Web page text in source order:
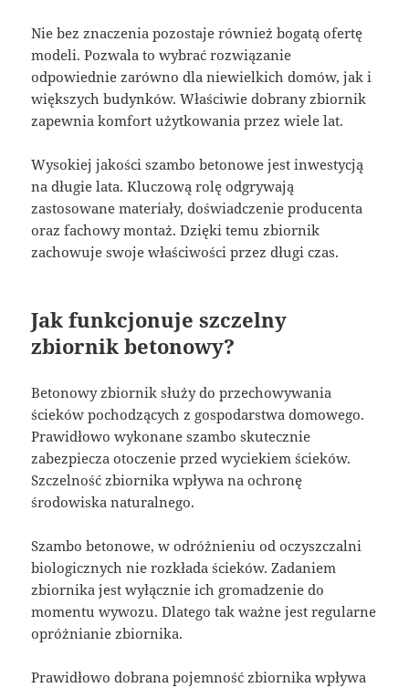
Nie bez znaczenia pozostaje również bogatą ofertę
modeli. Pozwala to wybrać rozwiązanie
odpowiednie zarówno dla niewielkich domów, jak i
większych budynków. Właściwie dobrany zbiornik
zapewnia komfort użytkowania przez wiele lat.
Wysokiej jakości szambo betonowe jest inwestycją
na długie lata. Kluczową rolę odgrywają
zastosowane materiały, doświadczenie producenta
oraz fachowy montaż. Dzięki temu zbiornik
zachowuje swoje właściwości przez długi czas.
Jak funkcjonuje szczelny
zbiornik betonowy?
Betonowy zbiornik służy do przechowywania
ścieków pochodzących z gospodarstwa domowego.
Prawidłowo wykonane szambo skutecznie
zabezpiecza otoczenie przed wyciekiem ścieków.
Szczelność zbiornika wpływa na ochronę
środowiska naturalnego.
Szambo betonowe, w odróżnieniu od oczyszczalni
biologicznych nie rozkłada ścieków. Zadaniem
zbiornika jest wyłącznie ich gromadzenie do
momentu wywozu. Dlatego tak ważne jest regularne
opróżnianie zbiornika.
Prawidłowo dobrana pojemność zbiornika wpływa